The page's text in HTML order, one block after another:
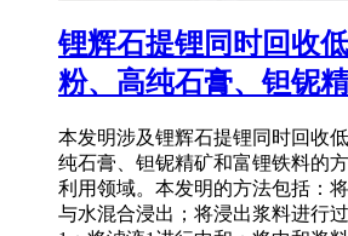
锂辉石提锂同时回收
粉、高纯石膏、钽铌
本发明涉及锂辉石提锂同时回收
纯石膏、钽铌精矿和富锂铁料的
利用领域。本发明的方法包括：
与水混合浸出；将浸出浆料进行